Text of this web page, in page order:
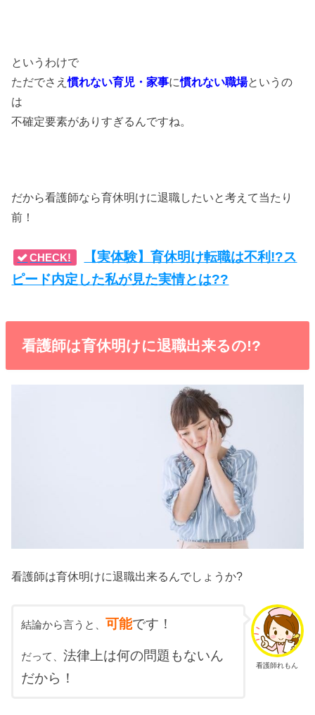
というわけで
ただでさえ慣れない育児・家事に慣れない職場というの
は
不確定要素がありすぎるんですね。
だから看護師なら育休明けに退職したいと考えて当たり
前！
CHECK!
【実体験】育休明け転職は不利!?ス
ピード内定した私が見た実情とは??
看護師は育休明けに退職出来るの!?
看護師は育休明けに退職出来るんでしょうか?
看護師れもん
結論から言うと、 可能です！
だって、 法律上は何の問題もないん
だから！